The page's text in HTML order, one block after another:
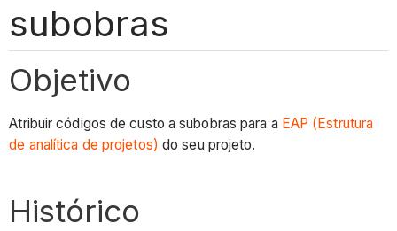
subobras
Objetivo
Atribuir códigos de custo a subobras para a EAP (Estrutura
de analítica de projetos) do seu projeto.
Histórico